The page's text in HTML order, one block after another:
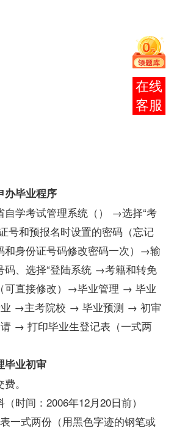
办毕业程序
学考试管理系统（） →选择“考
号和预报名时设置的密码（忘记
和身份证号码修改密码一次）→输
码、选择“登陆系统 →考籍和转免
可直接修改）→毕业管理 → 毕业
→主考院校 → 毕业预测 → 初审
→ 打印毕业生登记表（一式两
毕业初审
。
间：2006年12月20日前）
一式两份（用黑色字迹的钢笔或
报考
咨询